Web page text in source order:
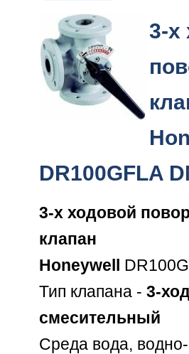
3-х
DR100GFLA
3-х ходовой
клапан
Honeywell
Тип клапана - 3-
смесительный
Среда вода,